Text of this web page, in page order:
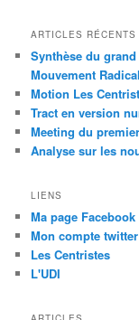
ARTICLES RÉCENTS
Synthèse du
Mouvement Radical
Motion Les
Tract en version
Meeting du
Analyse sur les
LIENS
Ma page Facebook
Mon compte twitter
Les Centristes
L'UDI